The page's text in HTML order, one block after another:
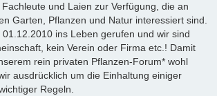
und Laien zur Verfügung, die an
Garten, Pflanzen und Natur interessiert sind.
ins Leben gerufen und wir sind
kein Verein oder Firma etc.! Damit
rein privaten Pflanzen-Forum* wohl
ausdrücklich um die Einhaltung einiger
Regeln.